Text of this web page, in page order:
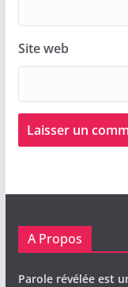
Site web
A Propos
Parole révélée est